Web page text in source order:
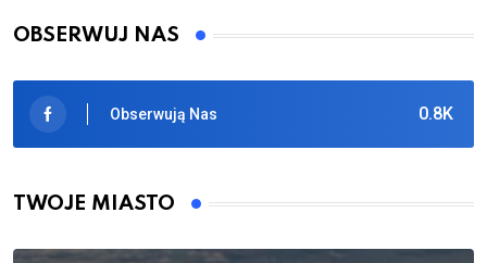
OBSERWUJ NAS
0.8K
Obserwują Nas
TWOJE MIASTO